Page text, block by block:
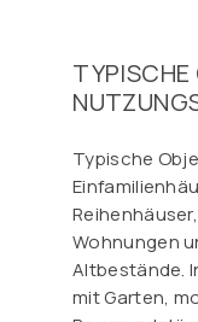
TYPISCHE
Typische
Wohnungen
Altbestände.
mit Garten,